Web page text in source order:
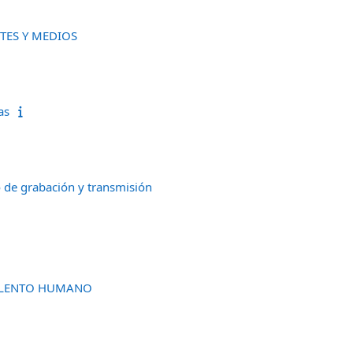
Y MEDIOS
grabación y transmisión
HUMANO